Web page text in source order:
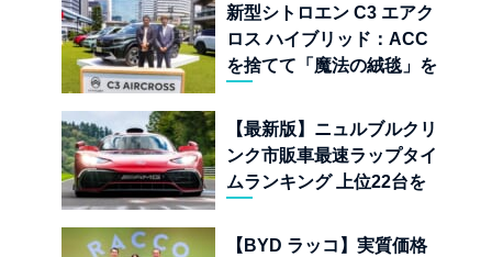
新型シトロエン C3 エアク
ロス ハイブリッド：ACC
を捨てて「魔法の絨毯」を
児
【最新版】ニュルブルクリ
ンク市販車最速ラップタイ
ムランキング 上位22台を
【BYD ラッコ】実質価格